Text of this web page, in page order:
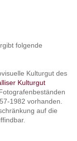
folgende
Kulturgut des
Kulturgut
1982 vorhanden.
auf die